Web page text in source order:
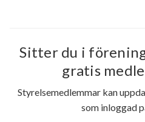
Sitter du i
gratis
Styrelsemedlemmar kan
som inloggad